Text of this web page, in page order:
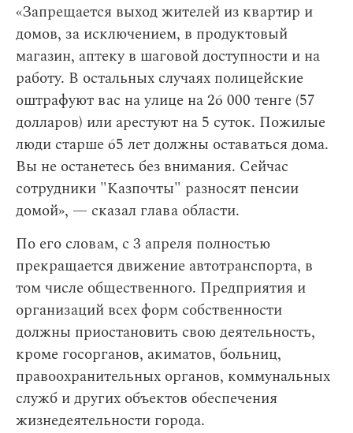
«Запрещается выход жителей из квартир и
домов, за исключением, в продуктовый
магазин, аптеку в шаговой доступности и на
работу. В остальных случаях полицейские
оштрафуют вас на улице на 26 000 тенге (57
долларов) или арестуют на 5 суток. Пожилые
люди старше 65 лет должны оставаться дома.
Вы не останетесь без внимания. Сейчас
сотрудники "Казпочты" разносят пенсии
домой», — сказал глава области.
По его словам, с 3 апреля полностью
прекращается движение автотранспорта, в
том числе общественного. Предприятия и
организаций всех форм собственности
должны приостановить свою деятельность,
кроме госорганов, акиматов, больниц,
правоохранительных органов, коммунальных
служб и других объектов обеспечения
жизнедеятельности города.